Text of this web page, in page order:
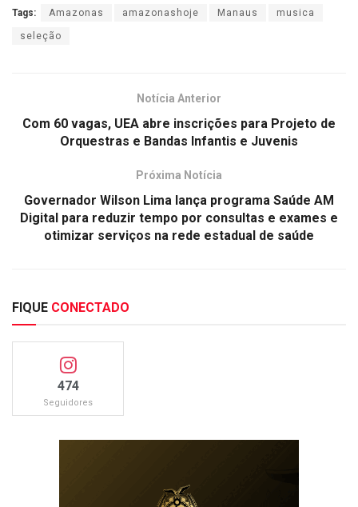
Tags: Amazonas amazonashoje Manaus musica
seleção
Notícia Anterior
Com 60 vagas, UEA abre inscrições para Projeto de
Orquestras e Bandas Infantis e Juvenis
Próxima Notícia
Governador Wilson Lima lança programa Saúde AM
Digital para reduzir tempo por consultas e exames e
otimizar serviços na rede estadual de saúde
FIQUE CONECTADO
474
Seguidores